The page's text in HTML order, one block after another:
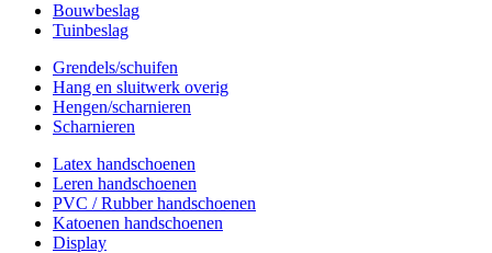
Bouwbeslag
Tuinbeslag
Grendels/schuifen
Hang en sluitwerk overig
Hengen/scharnieren
Scharnieren
Latex handschoenen
Leren handschoenen
PVC / Rubber handschoenen
Katoenen handschoenen
Display